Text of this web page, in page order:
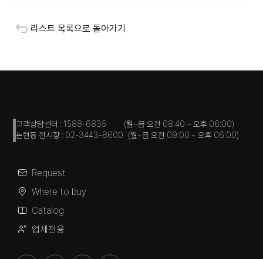
리스트 목록으로 돌아가기
고객상담센터 : 1588-6835 (월~금 오전 08:40 ~ 오후 06:00)
논현동 전시장 : 02-3443-8600 (월~금 오전 09:00 ~ 오후 06:00)
Request
Where to buy
Catalog
업체전용